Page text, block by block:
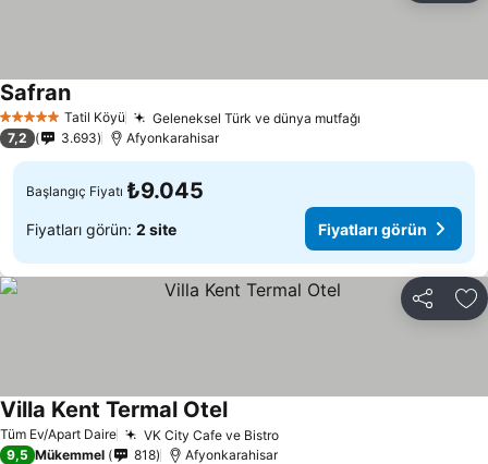
5 Yıldız Tatil Köyü Geleneksel Türk ve dünya mutfağı
SafranFiyatları görün
7,2 3.693 Afyonkarahisar
Başlangıç Fiyatı ₺9.045
Fiyatları görün: 2 site Fiyatları görün
Paylaş
Tüm Ev/Apart Daire VK City Cafe ve BistroFiyatları görün
Villa Kent Termal OtelFiyatları görün
9,5 Mükemmel 818 Afyonkarahisar